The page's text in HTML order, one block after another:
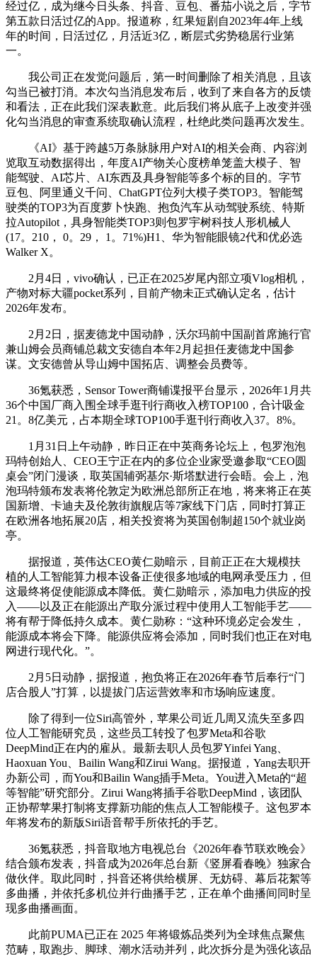
经过亿，成为继今日头条、抖音、豆包、番茄小说之后，字节
第五款日活过亿的App。报道称，红果短剧自2023年4年上线
年的时间，日活过亿，月活近3亿，断层式劣势稳居行业第
一。
我公司正在发觉问题后，第一时间删除了相关消息，且该
勾当已被打消。本次勾当消息发布后，收到了来自各方的反馈
和看法，正在此我们深表歉意。此后我们将从底子上改变并强
化勾当消息的审查系统取确认流程，杜绝此类问题再次发生。
《AI》基于跨越5万条脉脉用户对AI的相关会商、内容浏
览取互动数据得出，年度AI产物关心度榜单笼盖大模子、智
能驾驶、AI芯片、AI东西及具身智能等多个标的目的。字节
豆包、阿里通义千问、ChatGPT位列大模子类TOP3。智能驾
驶类的TOP3为百度萝卜快跑、抱负汽车从动驾驶系统、特斯
拉Autopilot，具身智能类TOP3则包罗宇树科技人形机械人
(17。210， 0。29， 1。71%)H1、华为智能眼镜2代和优必选
Walker X。
2月4日，vivo确认，已正在2025岁尾内部立项Vlog相机，
产物对标大疆pocket系列，目前产物未正式确认定名，估计
2026年发布。
2月2日，据麦德龙中国动静，沃尔玛前中国副首席施行官
兼山姆会员商铺总裁文安德自本年2月起担任麦德龙中国参
谋。文安德曾从导山姆中国拓店、调整会员费等。
36氪获悉，Sensor Tower商铺谍报平台显示，2026年1月共
36个中国厂商入围全球手逛刊行商收入榜TOP100，合计吸金
21。8亿美元，占本期全球TOP100手逛刊行商收入37。8%。
1月31日上午动静，昨日正在中英商务论坛上，包罗泡泡
玛特创始人、CEO王宁正在内的多位企业家受邀参取“CEO圆
桌会”闭门漫谈，取英国辅弼基尔·斯塔默进行会晤。会上，泡
泡玛特颁布发表将伦敦定为欧洲总部所正在地，将来将正在英
国新增、卡迪夫及伦敦街旗舰店等7家线下门店，同时打算正
在欧洲各地拓展20店，相关投资将为英国创制超150个就业岗
亭。
据报道，英伟达CEO黄仁勋暗示，目前正正在大规模扶
植的人工智能算力根本设备正使很多地域的电网承受压力，但
这最终将促使能源成本降低。黄仁勋暗示，添加电力供应的投
入——以及正在能源出产取分派过程中使用人工智能手艺——
将有帮于降低持久成本。黄仁勋称：“这种环境必定会发生，
能源成本将会下降。能源供应将会添加，同时我们也正在对电
网进行现代化。”。
2月5日动静，据报道，抱负将正在2026年春节后奉行“门
店合股人”打算，以提拔门店运营效率和市场响应速度。
除了得到一位Siri高管外，苹果公司近几周又流失至多四
位人工智能研究员，这些员工转投了包罗Meta和谷歌
DeepMind正在内的雇从。最新去职人员包罗Yinfei Yang、
Haoxuan You、Bailin Wang和Zirui Wang。据报道，Yang去职开
办新公司，而You和Bailin Wang插手Meta。You进入Meta的“超
等智能”研究部分。Zirui Wang将插手谷歌DeepMind，该团队
正协帮苹果打制将支撑新功能的焦点人工智能模子。这包罗本
年将发布的新版Siri语音帮手所依托的手艺。
36氪获悉，抖音取地方电视总台《2026年春节联欢晚会》
结合颁布发表，抖音成为2026年总台新《竖屏看春晚》独家合
做伙伴。取此同时，抖音还将供给横屏、无妨碍、幕后花絮等
多曲播，并依托多机位并行曲播手艺，正在单个曲播间同时呈
现多曲播画面。
此前PUMA已正在 2025 年将锻炼品类列为全球焦点聚焦
范畴，取跑步、脚球、潮水活动并列，此次拆分是为强化该品